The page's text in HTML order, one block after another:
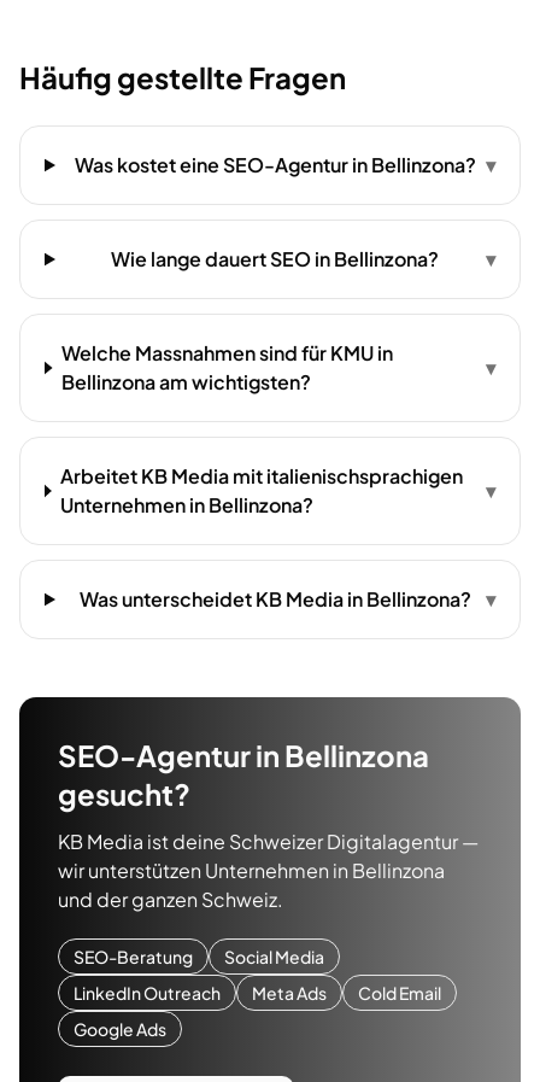
Häufig gestellte Fragen
Was kostet eine SEO-Agentur in Bellinzona? ▾
Wie lange dauert SEO in Bellinzona? ▾
Welche Massnahmen sind für KMU in
Bellinzona am wichtigsten?
▾
Arbeitet KB Media mit italienischsprachigen
Unternehmen in Bellinzona?
▾
Was unterscheidet KB Media in Bellinzona? ▾
SEO-Agenturin Bellinzona
gesucht?
KB Media ist deine Schweizer Digitalagentur —
wir unterstützen Unternehmen in Bellinzona
und der ganzen Schweiz.
SEO-Beratung
Social Media
LinkedIn Outreach
Meta Ads
Cold Email
Google Ads